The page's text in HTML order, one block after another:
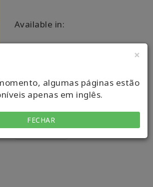
×
algumas páginas estão
apenas em inglês.
FECHAR
Available in:
Softcover book
VOLTAR 1 AVANÇAR
ÚLTIMO